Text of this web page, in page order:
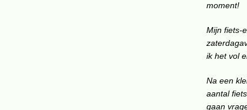
moment!
Mijn fiets-
ik het vol
Na een
aantal
gaan